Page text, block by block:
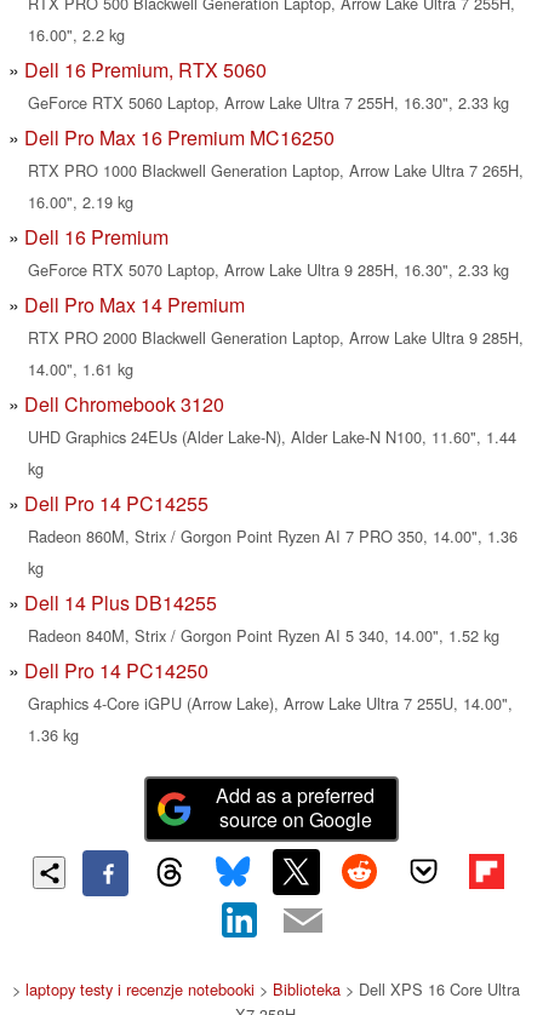
16.00", 2.2 kg
Dell 16 Premium, RTX 5060
GeForce RTX 5060 Laptop, Arrow Lake Ultra 7 255H, 16.30", 2.33 kg
Dell Pro Max 16 Premium MC16250
RTX PRO 1000 Blackwell Generation Laptop, Arrow Lake Ultra 7 265H,
16.00", 2.19 kg
Dell 16 Premium
GeForce RTX 5070 Laptop, Arrow Lake Ultra 9 285H, 16.30", 2.33 kg
Dell Pro Max 14 Premium
RTX PRO 2000 Blackwell Generation Laptop, Arrow Lake Ultra 9 285H,
14.00", 1.61 kg
Dell Chromebook 3120
UHD Graphics 24EUs (Alder Lake-N), Alder Lake-N N100, 11.60", 1.44
kg
Dell Pro 14 PC14255
Radeon 860M, Strix / Gorgon Point Ryzen AI 7 PRO 350, 14.00", 1.36
kg
Dell 14 Plus DB14255
Radeon 840M, Strix / Gorgon Point Ryzen AI 5 340, 14.00", 1.52 kg
Dell Pro 14 PC14250
Graphics 4-Core iGPU (Arrow Lake), Arrow Lake Ultra 7 255U, 14.00",
1.36 kg
Add as a preferred
source on Google
> laptopy testy i recenzje notebooki > Biblioteka> Dell XPS 16 Core Ultra